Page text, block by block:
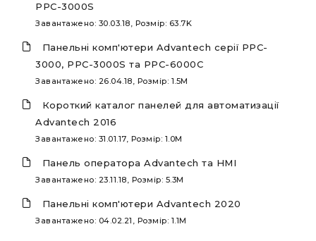
PPC-3000S
Завантажено: 30.03.18, Розмір: 63.7K
Панельні комп'ютери Advantech серії PPC-
3000, PPC-3000S та PPC-6000C
Завантажено: 26.04.18, Розмір: 1.5M
Короткий каталог панелей для автоматизації
Advantech 2016
Завантажено: 31.01.17, Розмір: 1.0M
Панель оператора Advantech та HMI
Завантажено: 23.11.18, Розмір: 5.3M
Панельні комп'ютери Advantech 2020
Завантажено: 04.02.21, Розмір: 1.1M